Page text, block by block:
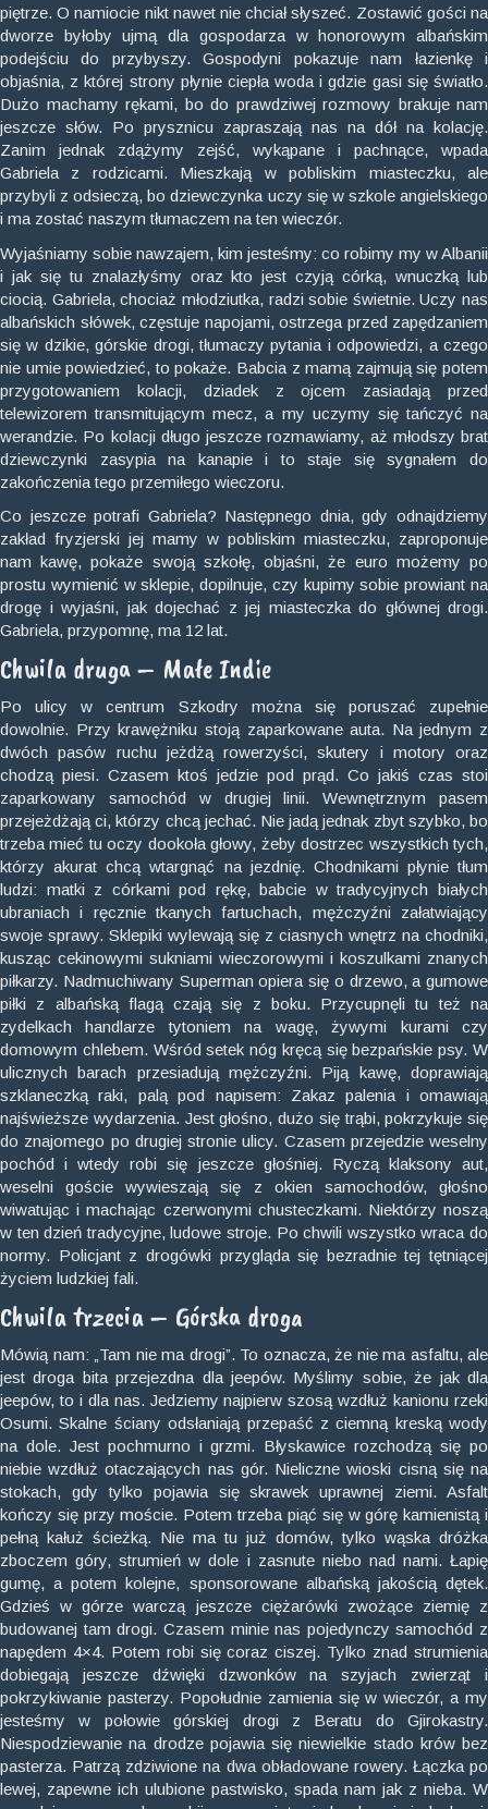
piętrze. O namiocie nikt nawet nie chciał słyszeć. Zostawić gości na
dworze byłoby ujmą dla gospodarza w honorowym albańskim
podejściu do przybyszy. Gospodyni pokazuje nam łazienkę i
objaśnia, z której strony płynie ciepła woda i gdzie gasi się światło.
Dużo machamy rękami, bo do prawdziwej rozmowy brakuje nam
jeszcze słów. Po prysznicu zapraszają nas na dół na kolację.
Zanim jednak zdążymy zejść, wykąpane i pachnące, wpada
Gabriela z rodzicami. Mieszkają w pobliskim miasteczku, ale
przybyli z odsieczą, bo dziewczynka uczy się w szkole angielskiego
i ma zostać naszym tłumaczem na ten wieczór.
Wyjaśniamy sobie nawzajem, kim jesteśmy: co robimy my w Albanii
i jak się tu znalazłyśmy oraz kto jest czyją córką, wnuczką lub
ciocią. Gabriela, chociaż młodziutka, radzi sobie świetnie. Uczy nas
albańskich słówek, częstuje napojami, ostrzega przed zapędzaniem
się w dzikie, górskie drogi, tłumaczy pytania i odpowiedzi, a czego
nie umie powiedzieć, to pokaże. Babcia z mamą zajmują się potem
przygotowaniem kolacji, dziadek z ojcem zasiadają przed
telewizorem transmitującym mecz, a my uczymy się tańczyć na
werandzie. Po kolacji długo jeszcze rozmawiamy, aż młodszy brat
dziewczynki zasypia na kanapie i to staje się sygnałem do
zakończenia tego przemiłego wieczoru.
Co jeszcze potrafi Gabriela? Następnego dnia, gdy odnajdziemy
zakład fryzjerski jej mamy w pobliskim miasteczku, zaproponuje
nam kawę, pokaże swoją szkołę, objaśni, że euro możemy po
prostu wymienić w sklepie, dopilnuje, czy kupimy sobie prowiant na
drogę i wyjaśni, jak dojechać z jej miasteczka do głównej drogi.
Gabriela, przypomnę, ma 12 lat.
Chwila druga – Małe Indie
Po ulicy w centrum Szkodry można się poruszać zupełnie
dowolnie. Przy krawężniku stoją zaparkowane auta. Na jednym z
dwóch pasów ruchu jeżdżą rowerzyści, skutery i motory oraz
chodzą piesi. Czasem ktoś jedzie pod prąd. Co jakiś czas stoi
zaparkowany samochód w drugiej linii. Wewnętrznym pasem
przejeżdżają ci, którzy chcą jechać. Nie jadą jednak zbyt szybko, bo
trzeba mieć tu oczy dookoła głowy, żeby dostrzec wszystkich tych,
którzy akurat chcą wtargnąć na jezdnię. Chodnikami płynie tłum
ludzi: matki z córkami pod rękę, babcie w tradycyjnych białych
ubraniach i ręcznie tkanych fartuchach, mężczyźni załatwiający
swoje sprawy. Sklepiki wylewają się z ciasnych wnętrz na chodniki,
kusząc cekinowymi sukniami wieczorowymi i koszulkami znanych
piłkarzy. Nadmuchiwany Superman opiera się o drzewo, a gumowe
piłki z albańską flagą czają się z boku. Przycupnęli tu też na
zydelkach handlarze tytoniem na wagę, żywymi kurami czy
domowym chlebem. Wśród setek nóg kręcą się bezpańskie psy. W
ulicznych barach przesiadują mężczyźni. Piją kawę, doprawiają
szklaneczką raki, palą pod napisem: Zakaz palenia i omawiają
najświeższe wydarzenia. Jest głośno, dużo się trąbi, pokrzykuje się
do znajomego po drugiej stronie ulicy. Czasem przejedzie weselny
pochód i wtedy robi się jeszcze głośniej. Ryczą klaksony aut,
weselni goście wywieszają się z okien samochodów, głośno
wiwatując i machając czerwonymi chusteczkami. Niektórzy noszą
w ten dzień tradycyjne, ludowe stroje. Po chwili wszystko wraca do
normy. Policjant z drogówki przygląda się bezradnie tej tętniącej
życiem ludzkiej fali.
Chwila trzecia – Górska droga
Mówią nam: „Tam nie ma drogi”. To oznacza, że nie ma asfaltu, ale
jest droga bita przejezdna dla jeepów. Myślimy sobie, że jak dla
jeepów, to i dla nas. Jedziemy najpierw szosą wzdłuż kanionu rzeki
Osumi. Skalne ściany odsłaniają przepaść z ciemną kreską wody
na dole. Jest pochmurno i grzmi. Błyskawice rozchodzą się po
niebie wzdłuż otaczających nas gór. Nieliczne wioski cisną się na
stokach, gdy tylko pojawia się skrawek uprawnej ziemi. Asfalt
kończy się przy moście. Potem trzeba piąć się w górę kamienistą i
pełną kałuż ścieżką. Nie ma tu już domów, tylko wąska dróżka
zboczem góry, strumień w dole i zasnute niebo nad nami. Łapię
gumę, a potem kolejne, sponsorowane albańską jakością dętek.
Gdzieś w górze warczą jeszcze ciężarówki zwożące ziemię z
budowanej tam drogi. Czasem minie nas pojedynczy samochód z
napędem 4×4. Potem robi się coraz ciszej. Tylko znad strumienia
dobiegają jeszcze dźwięki dzwonków na szyjach zwierząt i
pokrzykiwanie pasterzy. Popołudnie zamienia się w wieczór, a my
jesteśmy w połowie górskiej drogi z Beratu do Gjirokastry.
Niespodziewanie na drodze pojawia się niewielkie stado krów bez
pasterza. Patrzą zdziwione na dwa obładowane rowery. Łączka po
lewej, zapewne ich ulubione pastwisko, spada nam jak z nieba. W